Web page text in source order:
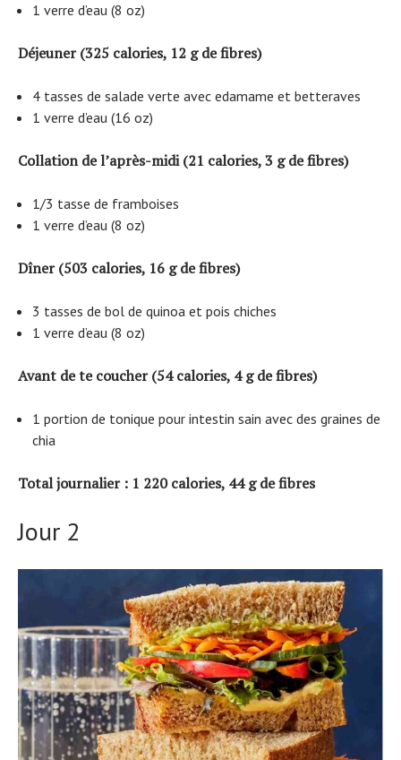
1 verre d’eau (8 oz)
Déjeuner (325 calories, 12 g de fibres)
4 tasses de salade verte avec edamame et betteraves
1 verre d’eau (16 oz)
Collation de l’après-midi (21 calories, 3 g de fibres)
1/3 tasse de framboises
1 verre d’eau (8 oz)
Dîner (503 calories, 16 g de fibres)
3 tasses de bol de quinoa et pois chiches
1 verre d’eau (8 oz)
Avant de te coucher (54 calories, 4 g de fibres)
1 portion de tonique pour intestin sain avec des graines de
chia
Total journalier : 1 220 calories, 44 g de fibres
Jour 2